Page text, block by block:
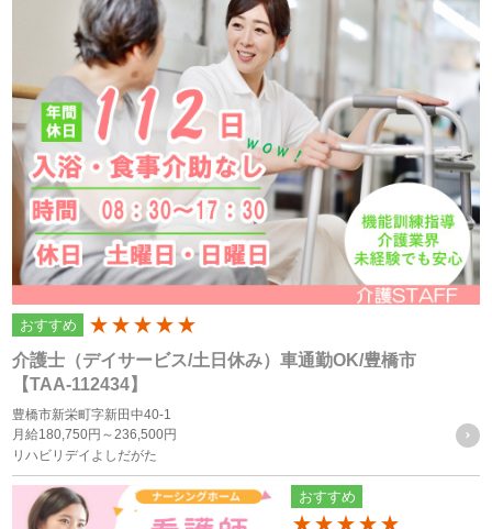
ライバシーポリシーを掲示し、当プライバシーポリシーに準
拠して提供されるサービス（以下「本サービス」といいま
す）の利用企業・団体等（以下「利用企業等」といいます）
および本サービスをご利用になる方（以下「ユーザー」とい
います）のプライバシーを尊重し、ユーザーの個人情報の管
理に細心の注意を払い、これを取扱うものとします。
個人情報の利用目的
個人情報の利用目的は以下の通りです。利用目的を超えて利
当サイトにおけるユーザーへのサービスの提供
本サービスの利用に伴う連絡・各種お知らせ等の配信・送
付
ユーザーの承諾・申込みに基づく、本サービス利用企業等
への個人情報の提供
介護士（デイサービス/土日休み）車通勤OK/豊橋市
【TAA-112434】
豊橋市新栄町字新田中40-1
月給180,750円～236,500円
リハビリデイよしだがた
おすすめ
200
おすすめ